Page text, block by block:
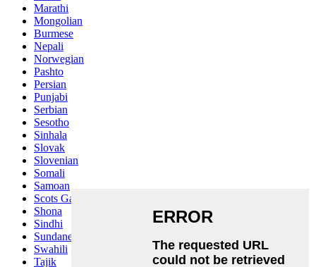
Marathi
Mongolian
Burmese
Nepali
Norwegian
Pashto
Persian
Punjabi
Serbian
Sesotho
Sinhala
Slovak
Slovenian
Somali
Samoan
Scots Gaelic
Shona
Sindhi
Sundanese
Swahili
Tajik